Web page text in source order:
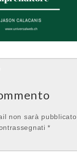
non sarà pubblicato.
*